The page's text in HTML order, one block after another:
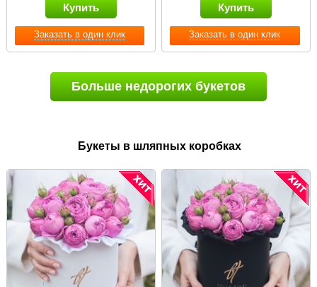
Заказать в один клик
Купить
Заказать в один клик
Купить
Больше недорогих букетов
Букеты в шляпных коробках